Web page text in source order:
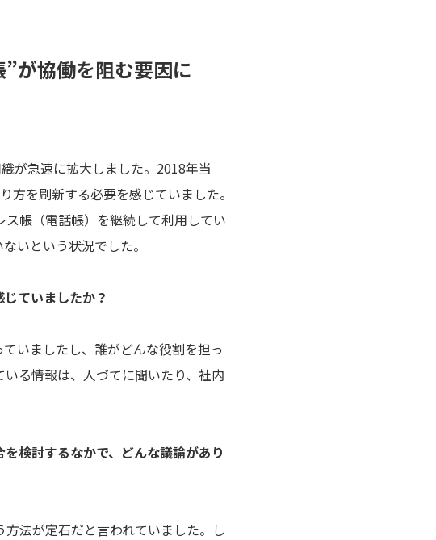
が協働を阻む要因に
が急速に拡大しました。2018年当
を刷新する必要を感じていました。
帳（電話帳）を継続して利用してい
いという状況でした。
ていましたか？
いましたし、誰がどんな役割を担っ
る情報は、人づてに聞いたり、社内
検討するなかで、どんな議論があり
法が定石だと言われていました。し